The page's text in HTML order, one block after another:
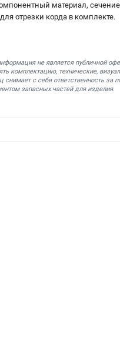
материал,
отрезки корда в комплекте.
не является публичной
комплектацию, технические,
снимает с себя ответственность за
запасных частей для изделия.